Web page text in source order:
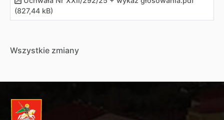
(827,44 kB)
Wszystkie zmiany